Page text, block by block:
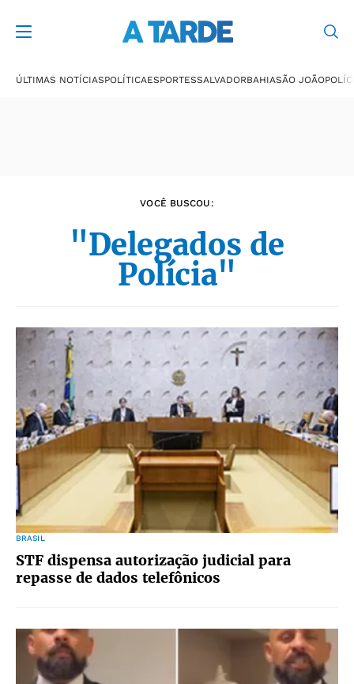
ÚLTIMAS NOTÍCIASPOLÍTICAESPORTESSALVADORBAHIASÃO JOÃO
VOCÊ BUSCOU:
"Delegados de
Polícia"
BRASIL
STF dispensa autorização judicial para
repasse de dados telefônicos